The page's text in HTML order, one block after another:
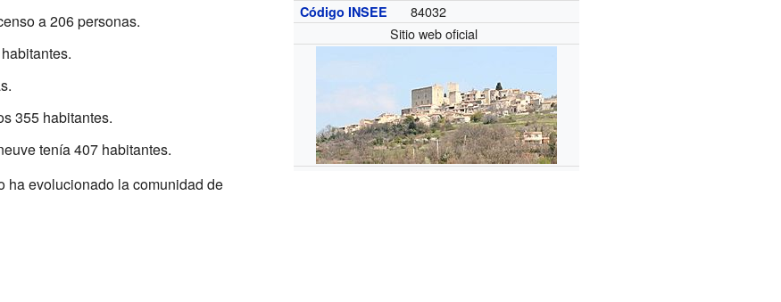
Código INSEE
84032
Sitio web oficial
a 206 personas.
355 habitantes.
tenía 407 habitantes.
ha evolucionado la comunidad de